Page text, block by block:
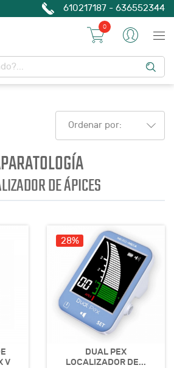
610217187 - 636552344
0
Ordenar por:
DE ÁPICES
V
28%
DUAL PEX
LOCALIZADOR DE...